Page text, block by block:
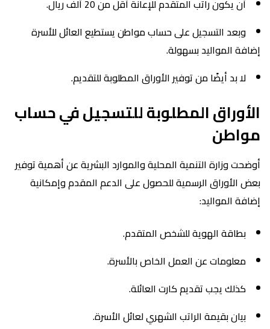
أن يكون راتب المتقدم للإعانة أقل من 20 ألف ريال.
وبعد التسجيل على حساب مواطن يستطيع العائل للأسرة
إضافة المواليد بسهولة.
لا بد أيضًا من توفير الأوراق المطلوبة للتقديم.
الأوراق المطلوبة للتسجيل في حساب
مواطن
أوضحت وزارة التنمية المحلية والموارد البشرية عن أهمية توفير
بعض الأوراق الرسمية للحصول على الدعم المقدم وإمكانية
إضافة المواليد:
بطاقة الهوية للشخص المتقدم.
معلومات عن العمل الخاص بالأسرة.
كذلك يجب تقديم كارت العائلة.
بيان بقيمة الراتب الشهري لعائل الأسرة.